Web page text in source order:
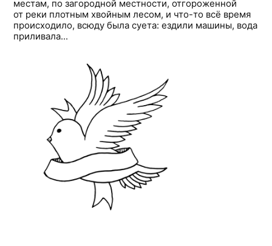
местам, по загородной местности, отгороженной
от реки плотным хвойным лесом, и что-то всё время
происходило, всюду была суета: ездили машины, вода
приливала...